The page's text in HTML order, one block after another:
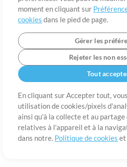
moment en cliquant sur
cookies dans le pied de page.
Gérer les
Rejeter les non
Tout
En cliquant sur Accepter tout,
utilisation de cookies/pixels
ainsi qu'à la collecte et au
relatives à l'appareil et à la
dans notre. Politique de cookies